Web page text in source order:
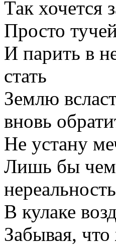
Так хочется
Просто
И парить в
стать
Землю
вновь
Не устану
Лишь бы чем-
В кулаке
Забывая,